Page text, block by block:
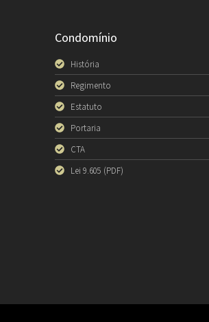
Condomínio
História
Regimento
Estatuto
Portaria
CTA
Lei 9.605 (PDF)